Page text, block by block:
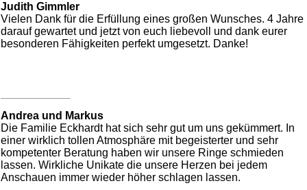
Judith Gimmler
Vielen Dank für die Erfüllung eines großen Wunsches. 4 Jahre
darauf gewartet und jetzt von euch liebevoll und dank eurer
besonderen Fähigkeiten perfekt umgesetzt. Danke!
Andrea und Markus
Die Familie Eckhardt hat sich sehr gut um uns gekümmert. In
einer wirklich tollen Atmosphäre mit begeisterter und sehr
kompetenter Beratung haben wir unsere Ringe schmieden
lassen. Wirkliche Unikate die unsere Herzen bei jedem
Anschauen immer wieder höher schlagen lassen.